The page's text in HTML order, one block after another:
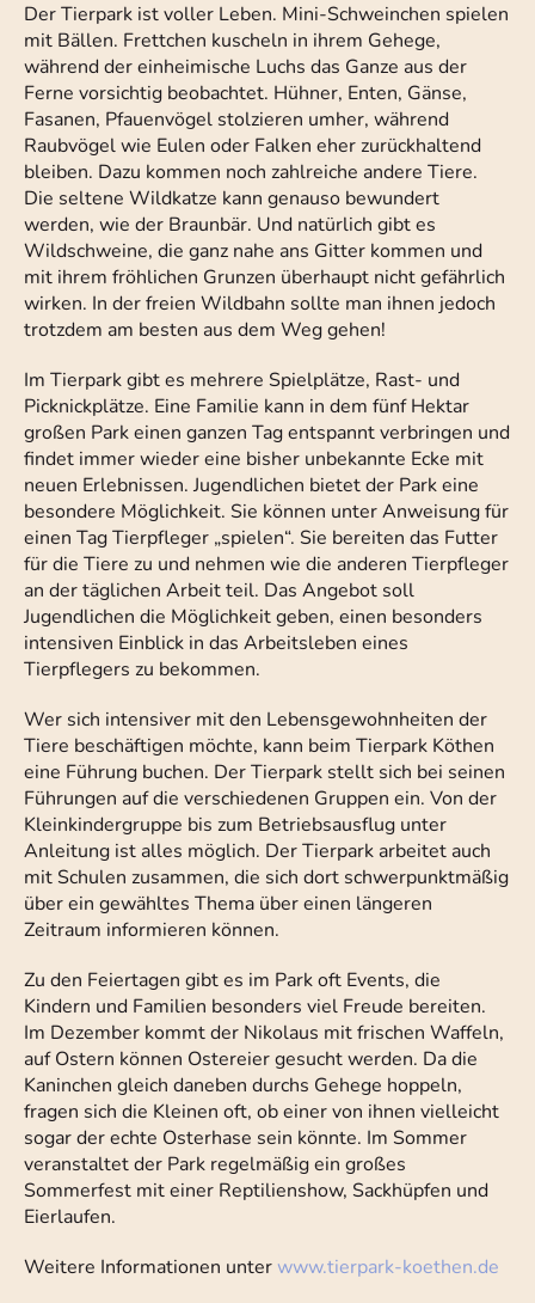
Der Tierpark ist voller Leben. Mini-Schweinchen spielen
mit Bällen. Frettchen kuscheln in ihrem Gehege,
während der einheimische Luchs das Ganze aus der
Ferne vorsichtig beobachtet. Hühner, Enten, Gänse,
Fasanen, Pfauenvögel stolzieren umher, während
Raubvögel wie Eulen oder Falken eher zurückhaltend
bleiben. Dazu kommen noch zahlreiche andere Tiere.
Die seltene Wildkatze kann genauso bewundert
werden, wie der Braunbär. Und natürlich gibt es
Wildschweine, die ganz nahe ans Gitter kommen und
mit ihrem fröhlichen Grunzen überhaupt nicht gefährlich
wirken. In der freien Wildbahn sollte man ihnen jedoch
trotzdem am besten aus dem Weg gehen!
Im Tierpark gibt es mehrere Spielplätze, Rast- und
Picknickplätze. Eine Familie kann in dem fünf Hektar
großen Park einen ganzen Tag entspannt verbringen und
findet immer wieder eine bisher unbekannte Ecke mit
neuen Erlebnissen. Jugendlichen bietet der Park eine
besondere Möglichkeit. Sie können unter Anweisung für
einen Tag Tierpfleger „spielen“. Sie bereiten das Futter
für die Tiere zu und nehmen wie die anderen Tierpfleger
an der täglichen Arbeit teil. Das Angebot soll
Jugendlichen die Möglichkeit geben, einen besonders
intensiven Einblick in das Arbeitsleben eines
Tierpflegers zu bekommen.
Wer sich intensiver mit den Lebensgewohnheiten der
Tiere beschäftigen möchte, kann beim Tierpark Köthen
eine Führung buchen. Der Tierpark stellt sich bei seinen
Führungen auf die verschiedenen Gruppen ein. Von der
Kleinkindergruppe bis zum Betriebsausflug unter
Anleitung ist alles möglich. Der Tierpark arbeitet auch
mit Schulen zusammen, die sich dort schwerpunktmäßig
über ein gewähltes Thema über einen längeren
Zeitraum informieren können.
Zu den Feiertagen gibt es im Park oft Events, die
Kindern und Familien besonders viel Freude bereiten.
Im Dezember kommt der Nikolaus mit frischen Waffeln,
auf Ostern können Ostereier gesucht werden. Da die
Kaninchen gleich daneben durchs Gehege hoppeln,
fragen sich die Kleinen oft, ob einer von ihnen vielleicht
sogar der echte Osterhase sein könnte. Im Sommer
veranstaltet der Park regelmäßig ein großes
Sommerfest mit einer Reptilienshow, Sackhüpfen und
Eierlaufen.
Weitere Informationen unterwww.tierpark-koethen.de